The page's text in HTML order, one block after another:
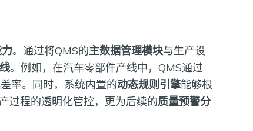
。通过将QMS的主数据管理模块与生产设
。例如，在汽车零部件产线中，QMS通过
率。同时，系统内置的动态规则引擎能够根
过程的透明化管控，更为后续的质量预警分